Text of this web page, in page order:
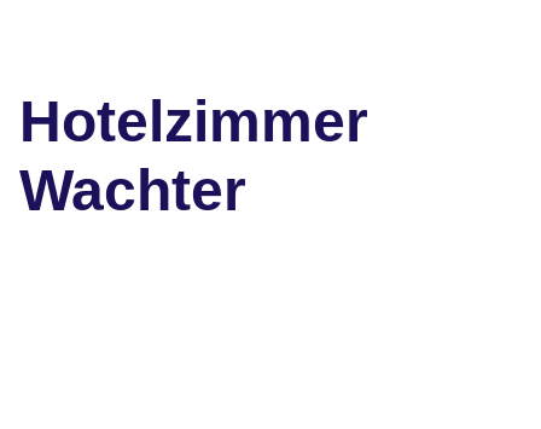
Hotelzimmer
Wachter